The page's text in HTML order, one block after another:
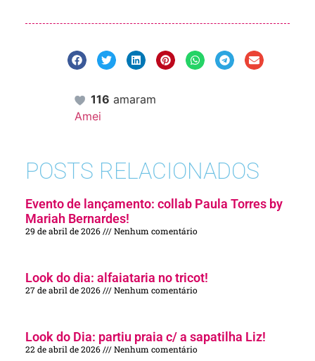
116 amaram
Amei
POSTS RELACIONADOS
Evento de lançamento: collab Paula Torres by
Mariah Bernardes!
29 de abril de 2026 Nenhum comentário
Look do dia: alfaiataria no tricot!
27 de abril de 2026 Nenhum comentário
Look do Dia: partiu praia c/ a sapatilha Liz!
22 de abril de 2026 Nenhum comentário